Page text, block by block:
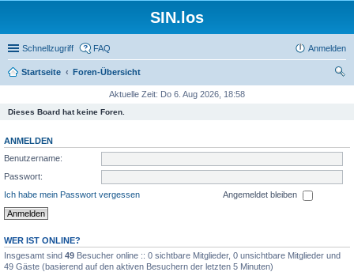
SIN.los
Schnellzugriff FAQ Anmelden
Startseite
Foren-Übersicht
Aktuelle Zeit: Do 6. Aug 2026, 18:58
Dieses Board hat keine Foren.
ANMELDEN
Benutzername:
Passwort:
Ich habe mein Passwort vergessen
Angemeldet bleiben
WER IST ONLINE?
Insgesamt sind 49 Besucher online :: 0 sichtbare Mitglieder, 0 unsichtbare Mitglieder und
49 Gäste (basierend auf den aktiven Besuchern der letzten 5 Minuten)